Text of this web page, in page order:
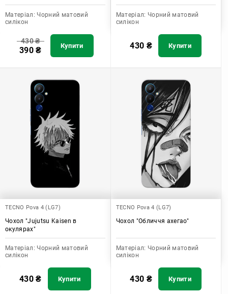
Матеріал: Чорний матовий
силікон
430₴
390₴ Купити
Матеріал: Чорний матовий
силікон
430 ₴ Купити
TECNO Pova 4 (LG7)
Чохол "Jujutsu Kaisen в
окулярах"
Матеріал: Чорний матовий
силікон
430₴ Купити
TECNO Pova 4 (LG7)
Чохол "Обличчя ахегао"
Матеріал: Чорний матовий
силікон
430 ₴ Купити